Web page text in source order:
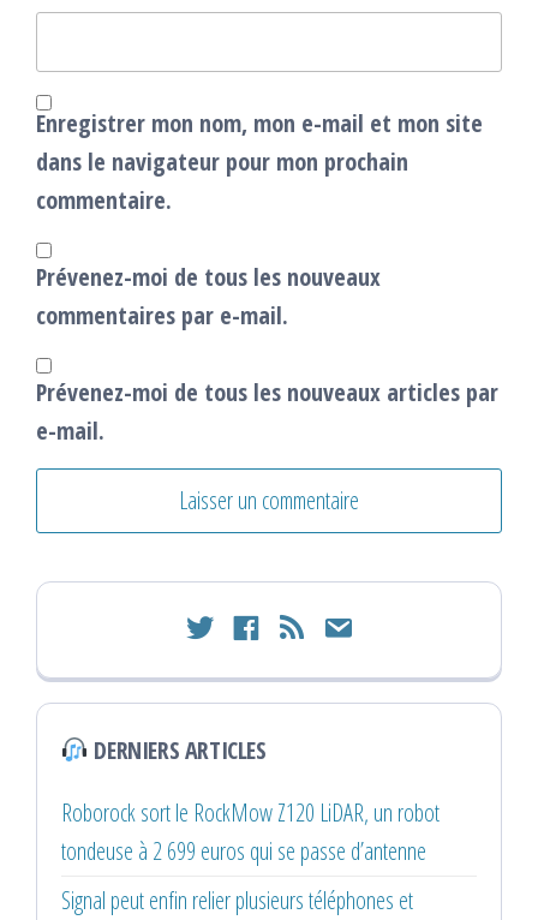
Enregistrer mon nom, mon e-mail et mon site
dans le navigateur pour mon prochain
commentaire.
Prévenez-moi de tous les nouveaux
commentaires par e-mail.
Prévenez-moi de tous les nouveaux articles par
e-mail.
twitter facebook
rss email
DERNIERS ARTICLES
Roborock sort le RockMow Z120 LiDAR, un robot
tondeuse à 2 699 euros qui se passe d’antenne
Signal peut enfin relier plusieurs téléphones et